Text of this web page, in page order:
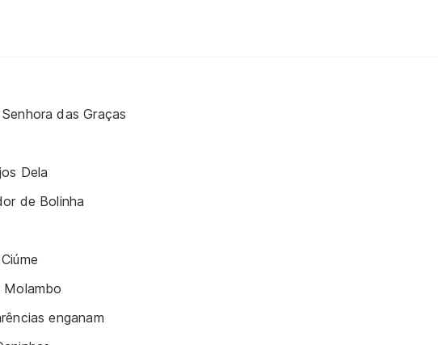
das Graças
Dela
de Bolinha
Molambo
enganam